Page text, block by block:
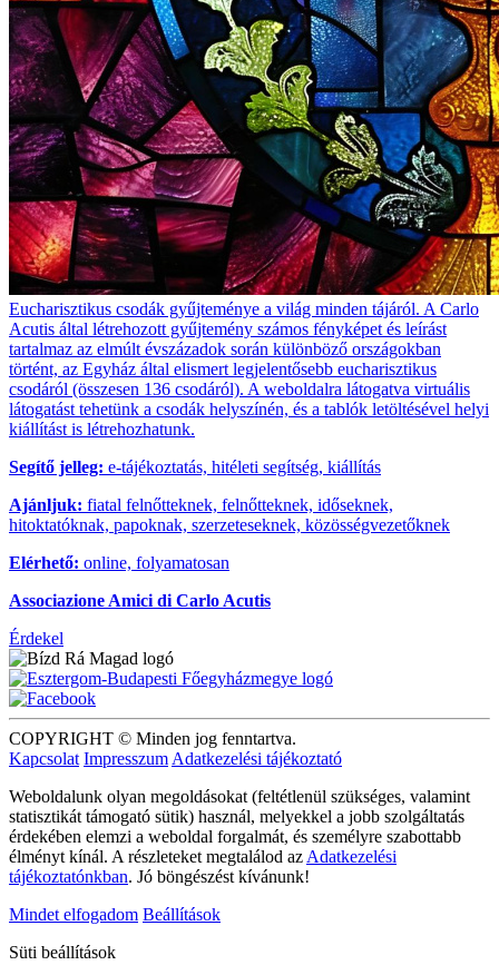
Eucharisztikus csodák gyűjteménye a világ minden tájáról. A Carlo
Acutis által létrehozott gyűjtemény számos fényképet és leírást
tartalmaz az elmúlt évszázadok során különböző országokban
történt, az Egyház által elismert legjelentősebb eucharisztikus
csodáról (összesen 136 csodáról). A weboldalra látogatva virtuális
látogatást tehetünk a csodák helyszínén, és a tablók letöltésével helyi
kiállítást is létrehozhatunk.
Segítő jelleg: e-tájékoztatás, hitéleti segítség, kiállítás
Ajánljuk: fiatal felnőtteknek, felnőtteknek, időseknek,
hitoktatóknak, papoknak, szerzeteseknek, közösségvezetőknek
Elérhető: online, folyamatosan
Associazione Amici di Carlo Acutis
Érdekel
COPYRIGHT © Minden jog fenntartva.
Kapcsolat Impresszum Adatkezelési tájékoztató
Weboldalunk olyan megoldásokat (feltétlenül szükséges, valamint
statisztikát támogató sütik) használ, melyekkel a jobb szolgáltatás
érdekében elemzi a weboldal forgalmát, és személyre szabottabb
élményt kínál. A részleteket megtalálod az Adatkezelési
tájékoztatónkban. Jó böngészést kívánunk!
Mindet elfogadom Beállítások
Süti beállítások